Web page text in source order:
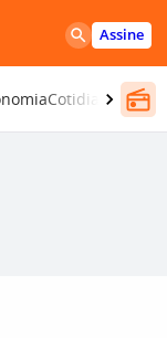
Assine
Cotidiano